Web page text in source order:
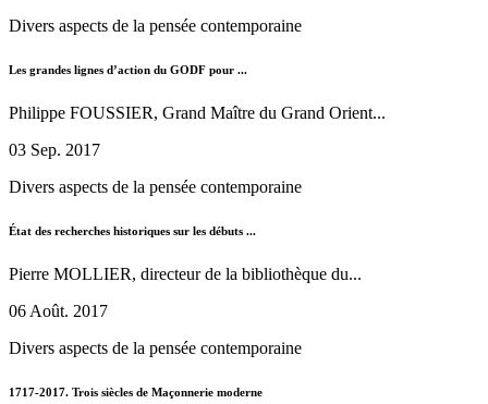
Divers aspects de la pensée contemporaine
Les grandes lignes d’action du GODF pour ...
Philippe FOUSSIER, Grand Maître du Grand Orient...
03 Sep. 2017
Divers aspects de la pensée contemporaine
État des recherches historiques sur les débuts ...
Pierre MOLLIER, directeur de la bibliothèque du...
06 Août. 2017
Divers aspects de la pensée contemporaine
1717-2017. Trois siècles de Maçonnerie moderne